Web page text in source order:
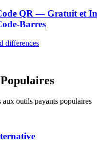
QR — Gratuit et
Barres
differences
aux outils payants populaires